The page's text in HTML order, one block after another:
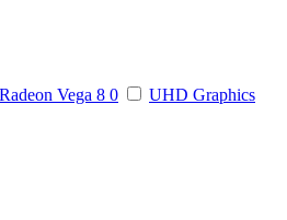
Radeon Vega 8 0
UHD Graphics